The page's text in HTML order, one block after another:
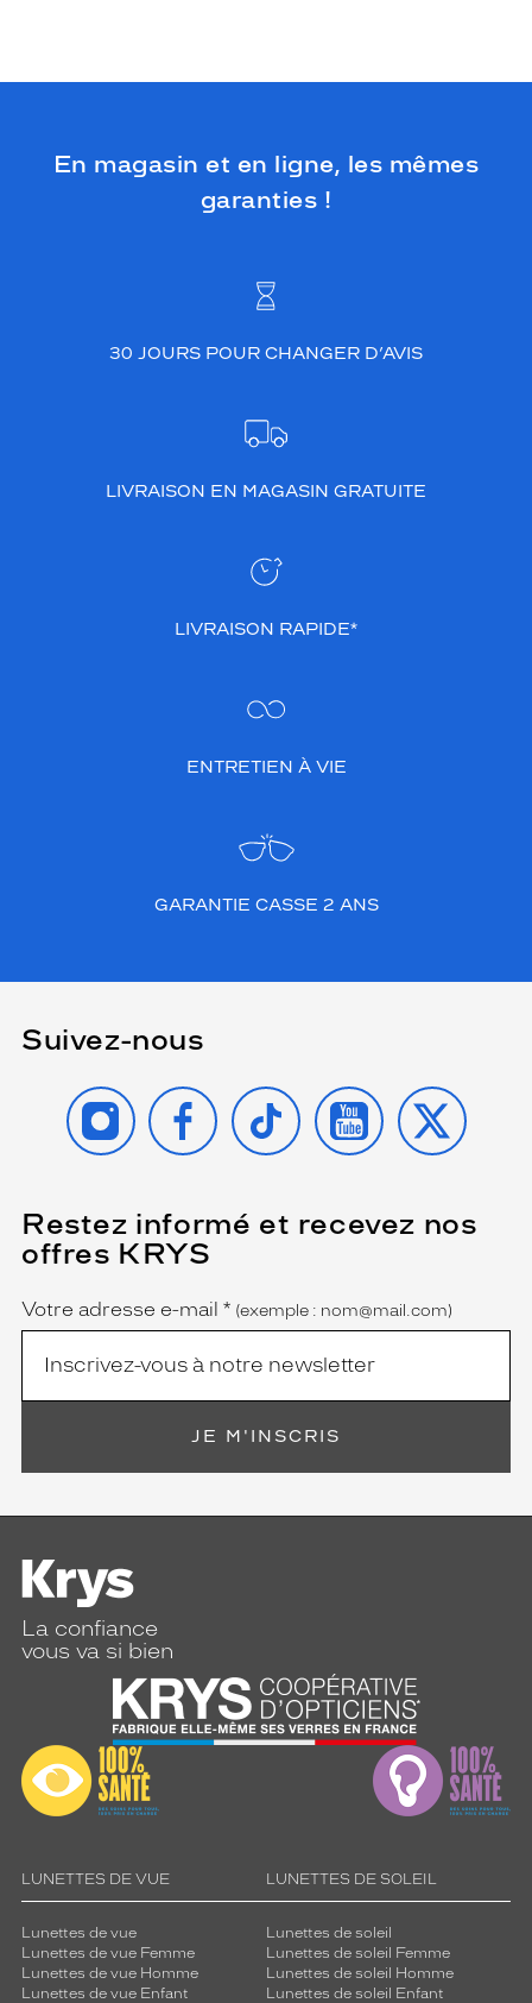
En magasin et en ligne, les mêmes
garanties !
30 JOURS POUR CHANGER D’AVIS
LIVRAISON EN MAGASIN GRATUITE
LIVRAISON RAPIDE*
ENTRETIEN À VIE
GARANTIE CASSE 2 ANS
Suivez-nous
INSTAGRAMFACEBOOK
TIKTOK YOUTUBE
X
Restez informé et recevez nos
offres KRYS
Name
Votre adresse e-mail *
(Ce
champ
est
obligatoire)
(exemple : nom@mail.com)
JE M'INSCRIS
La confiance
vous va si bien
LUNETTES DE VUE
Lunettes de vue
Lunettes de vue Femme
Lunettes de vue Homme
Lunettes de vue Enfant
LUNETTES DE SOLEIL
Lunettes de soleil
Lunettes de soleil Femme
Lunettes de soleil Homme
Lunettes de soleil Enfant